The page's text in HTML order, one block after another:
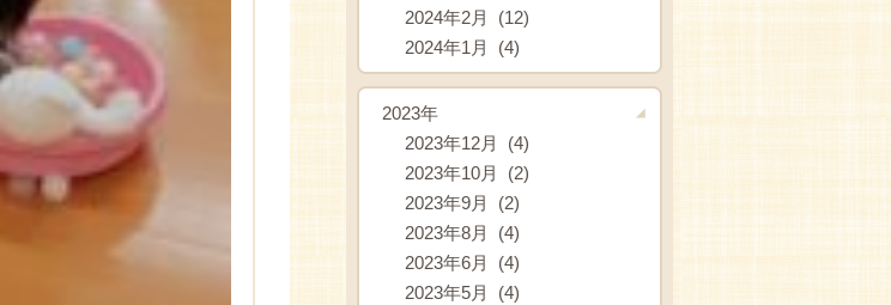
2024年2月 (12)
2024年1月 (4)
2023年
2023年12月 (4)
2023年10月 (2)
2023年9月 (2)
2023年8月 (4)
2023年6月 (4)
2023年5月 (4)